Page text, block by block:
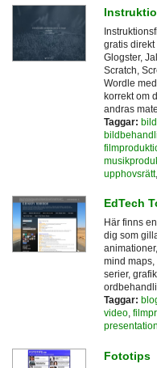
gratis direkt
Glogster,
Scratch,
Wordle
korrekt om
andras
Taggar:
upphovsrätt
EdTech
Här finns
dig som
mind maps,
serier,
Taggar:
video,
Fototips